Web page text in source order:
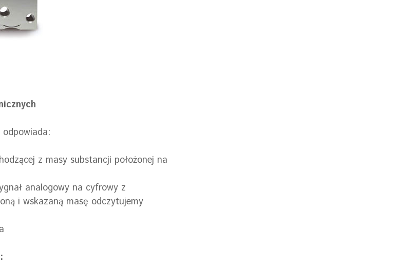
z masy substancji położonej na
analogowy na cyfrowy z
i wskazaną masę odczytujemy